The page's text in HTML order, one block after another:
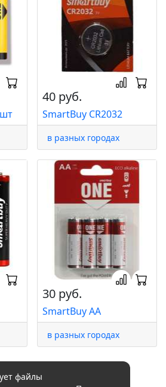
40 руб.
SmartBuy CR2032
в разных городах
30 руб.
SmartBuy AA
в разных городах
файлы